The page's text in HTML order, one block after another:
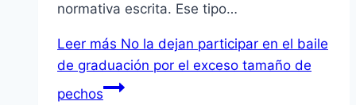
normativa escrita. Ese tipo…
Leer más No la dejan participar en el baile
de graduación por el exceso tamaño de
pechos